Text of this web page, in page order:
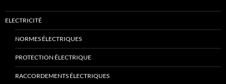
ELECTRICITÉ
NORMES ÉLECTRIQUES
PROTECTION ÉLECTRIQUE
RACCORDEMENTS ÉLECTRIQUES